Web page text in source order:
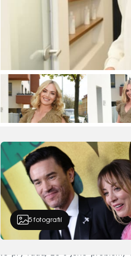
5fotografií
Je prý ráda, že s jeho problémy